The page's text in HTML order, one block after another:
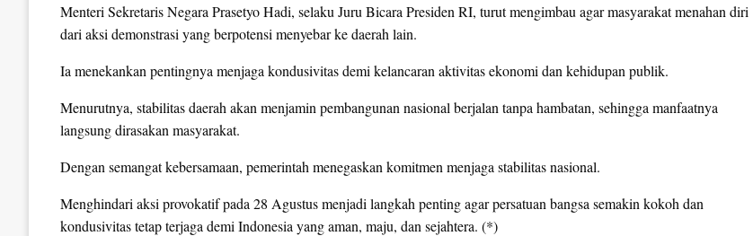
Menteri Sekretaris Negara Prasetyo Hadi, selaku Juru Bicara Presiden RI, turut mengimbau agar masyarakat menahan diri
dari aksi demonstrasi yang berpotensi menyebar ke daerah lain.
Ia menekankan pentingnya menjaga kondusivitas demi kelancaran aktivitas ekonomi dan kehidupan publik.
Menurutnya, stabilitas daerah akan menjamin pembangunan nasional berjalan tanpa hambatan, sehingga manfaatnya
langsung dirasakan masyarakat.
Dengan semangat kebersamaan, pemerintah menegaskan komitmen menjaga stabilitas nasional.
Menghindari aksi provokatif pada 28 Agustus menjadi langkah penting agar persatuan bangsa semakin kokoh dan
kondusivitas tetap terjaga demi Indonesia yang aman, maju, dan sejahtera. (*)